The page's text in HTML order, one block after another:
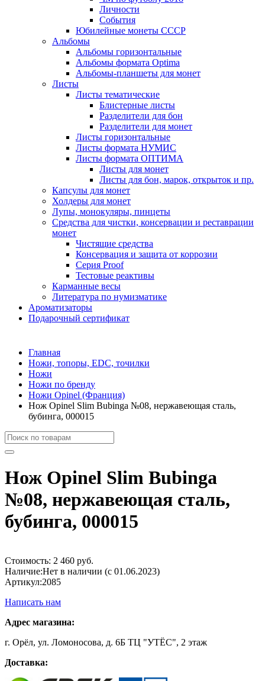
Личности
События
Юбилейные монеты СССР
Альбомы
Альбомы горизонтальные
Альбомы формата Optima
Альбомы-планшеты для монет
Листы
Листы тематические
Блистерные листы
Разделители для бон
Разделители для монет
Листы горизонтальные
Листы формата НУМИС
Листы формата ОПТИМА
Листы для монет
Листы для бон, марок, открыток и пр.
Капсулы для монет
Холдеры для монет
Лупы, монокуляры, пинцеты
Средства для чистки, консервации и реставрации
монет
Чистящие средства
Консервация и защита от коррозии
Серия Proof
Тестовые реактивы
Карманные весы
Литература по нумизматике
Ароматизаторы
Подарочный сертификат
Главная
Ножи, топоры, EDC, точилки
Ножи
Ножи по бренду
Ножи Opinel (Франция)
Нож Opinel Slim Bubinga №08, нержавеющая сталь,
бубинга, 000015
Нож Opinel Slim Bubinga
№08, нержавеющая сталь,
бубинга, 000015
Стоимость: 2 460 руб.
Наличие:Нет в наличии (с 01.06.2023)
Артикул:2085
Написать нам
Адрес магазина:
г. Орёл, ул. Ломоносова, д. 6Б ТЦ "УТЁС", 2 этаж
Доставка: